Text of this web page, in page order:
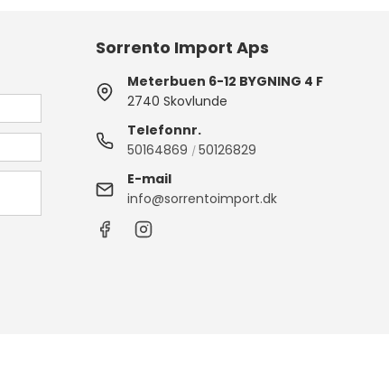
Sorrento Import Aps
Meterbuen 6-12 BYGNING 4 F
2740 Skovlunde
Telefonnr.
50164869 /50126829
E-mail
info@sorrentoimport.dk